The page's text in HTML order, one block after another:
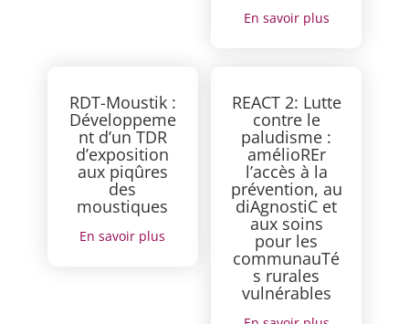
En savoir plus
RDT-Moustik :
Développeme
nt d’un TDR
d’exposition
aux piqûres
des
moustiques
En savoir plus
REACT 2: Lutte
contre le
paludisme :
amélioREr
l’accès à la
prévention, au
diAgnostiC et
aux soins
pour les
communauTé
s rurales
vulnérables